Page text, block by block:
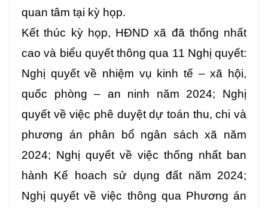
quan tâm tại kỳ họp.
Kết thúc kỳ họp, HĐND xã đã thống nhất
cao và biểu quyết thông qua 11 Nghị quyết:
Nghị quyết về nhiệm vụ kinh tế – xã hội,
quốc phòng – an ninh năm 2024; Nghị
quyết về việc phê duyệt dự toán thu, chi và
phương án phân bổ ngân sách xã năm
2024; Nghị quyết về việc thống nhất ban
hành Kế hoach sử dụng đất năm 2024;
Nghị quyết về việc thông qua Phương án